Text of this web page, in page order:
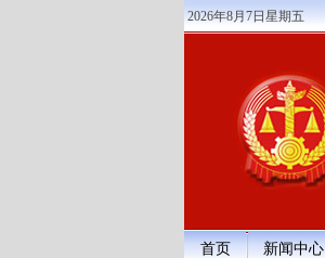
2026年8月7日星期五
首页 新闻中心